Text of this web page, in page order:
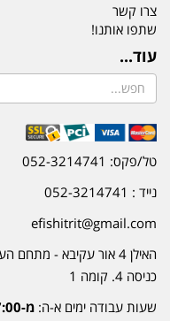
צרו קשר
שתפו אותנו!
עוד...
טל/פקס: 052-3214741
נייד : 052-3214741
efishitrit@gmail.com
כניסה 4. קומה 1
שעות עבודה ימים א-ה: מ-07:00 עד-20:00